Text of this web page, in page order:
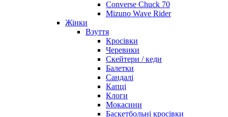
Converse Chuck 70
Mizuno Wave Rider
Жінки
Взуття
Кросівки
Черевики
Скейтери / кеди
Балетки
Сандалі
Капці
Клоги
Мокасини
Баскетбольні кросівки